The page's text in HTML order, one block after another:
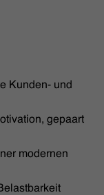
Kunden- und
gepaart
modernen